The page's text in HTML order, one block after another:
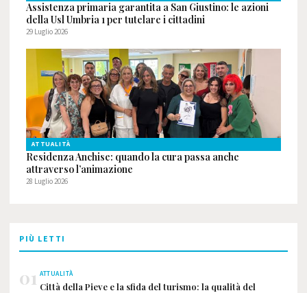
Assistenza primaria garantita a San Giustino: le azioni
della Usl Umbria 1 per tutelare i cittadini
29 Luglio 2026
ATTUALITÀ
Residenza Anchise: quando la cura passa anche
attraverso l’animazione
28 Luglio 2026
PIÙ LETTI
01 ATTUALITÀ
Città della Pieve e la sfida del turismo: la qualità del